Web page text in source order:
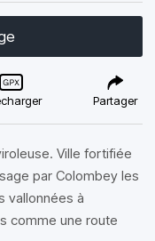
Partager
Ville fortifiée
par Colombey les
vallonnées à
comme une route